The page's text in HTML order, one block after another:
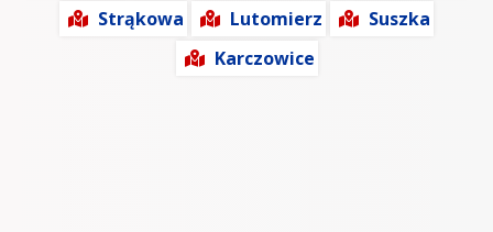
Strąkowa
Lutomierz
Suszka
Karczowice